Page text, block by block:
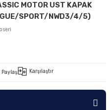
MOTOR UST KAPAK
SPORT/NWD3/4/5)
Paylaş Karşılaştır